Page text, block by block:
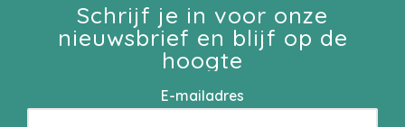
Schrijf je in voor onze
nieuwsbrief en blijf op de
hoogte
E-mailadres